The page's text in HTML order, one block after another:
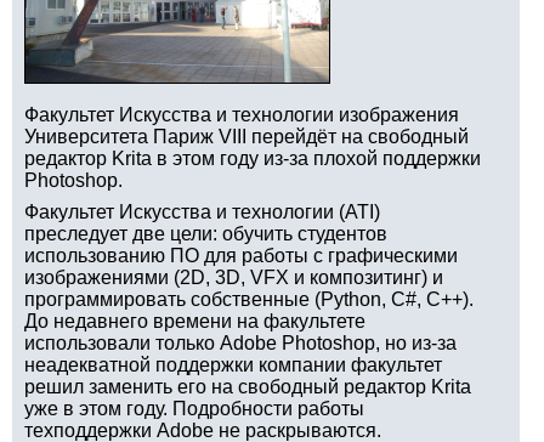
Факультет Искусства и технологии изображения
Университета Париж VIII перейдёт на свободный
редактор Krita в этом году из-за плохой поддержки
Photoshop.
Факультет Искусства и технологии (ATI)
преследует две цели: обучить студентов
использованию ПО для работы с графическими
изображениями (2D, 3D, VFX и композитинг) и
программировать собственные (Python, C#, C++).
До недавнего времени на факультете
использовали только Adobe Photoshop, но из-за
неадекватной поддержки компании факультет
решил заменить его на свободный редактор Krita
уже в этом году. Подробности работы
техподдержки Adobe не раскрываются.